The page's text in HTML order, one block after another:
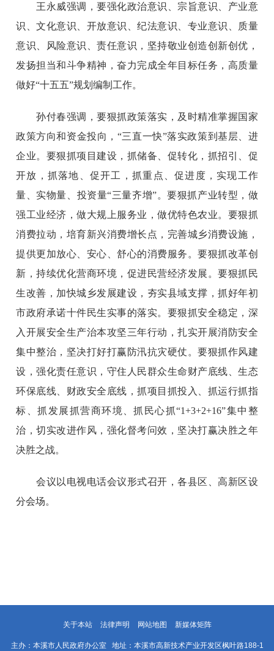
王永威强调，要强化政治意识、宗旨意识、产业意
识、文化意识、开放意识、纪法意识、专业意识、质量
意识、风险意识、责任意识，坚持敬业创造创新创优，
发扬担当和斗争精神，奋力完成全年目标任务，高质量
做好“十五五”规划编制工作。
孙付春强调，要狠抓政策落实，及时精准掌握国家
政策方向和资金投向，“三直一快”落实政策到基层、进
企业。要狠抓项目建设，抓储备、促转化，抓招引、促
开放，抓落地、促开工，抓重点、促进度，实现工作
量、实物量、投资量“三量齐增”。要狠抓产业转型，做
强工业经济，做大规上服务业，做优特色农业。要狠抓
消费拉动，培育新兴消费增长点，完善城乡消费设施，
提供更加放心、安心、舒心的消费服务。要狠抓改革创
新，持续优化营商环境，促进民营经济发展。要狠抓民
生改善，加快城乡发展建设，夯实县域支撑，抓好年初
市政府承诺十件民生实事的落实。要狠抓安全稳定，深
入开展安全生产治本攻坚三年行动，扎实开展消防安全
集中整治，坚决打好打赢防汛抗灾硬仗。要狠抓作风建
设，强化责任意识，守住人民群众生命财产底线、生态
环保底线、财政安全底线，抓项目抓投入、抓运行抓指
标、抓发展抓营商环境、抓民心抓“1+3+2+16”集中整
治，切实改进作风，强化督考问效，坚决打赢决胜之年
决胜之战。
会议以电视电话会议形式召开，各县区、高新区设
分会场。
关于本站 法律声明 网站地图 新媒体矩阵
主办：本溪市人民政府办公室 地址：本溪市高新技术产业开发区枫叶路188-1